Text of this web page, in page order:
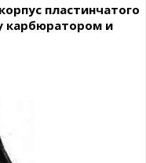
пластинчатого
карбюратором и